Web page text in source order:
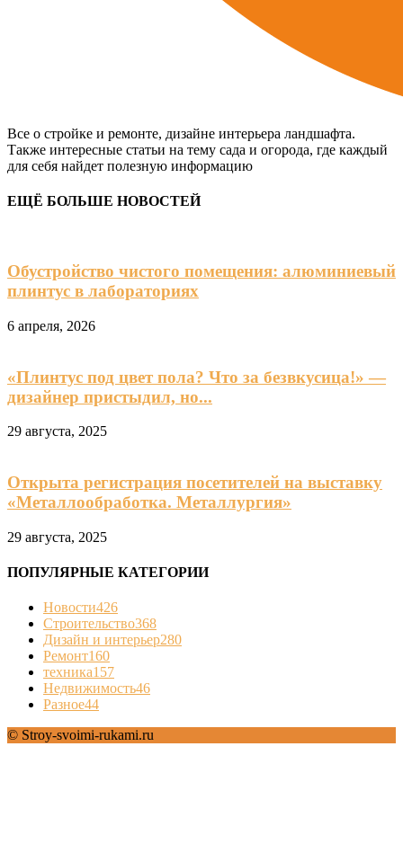
Все о стройке и ремонте, дизайне интерьера ландшафта.
Также интересные статьи на тему сада и огорода, где каждый
для себя найдет полезную информацию
ЕЩЁ БОЛЬШЕ НОВОСТЕЙ
Обустройство чистого помещения: алюминиевый
плинтус в лабораториях
6 апреля, 2026
«Плинтус под цвет пола? Что за безвкусица!» —
дизайнер пристыдил, но...
29 августа, 2025
Открыта регистрация посетителей на выставку
«Металлообработка. Металлургия»
29 августа, 2025
ПОПУЛЯРНЫЕ КАТЕГОРИИ
Новости426
Строительство368
Дизайн и интерьер280
Ремонт160
техника157
Недвижимость46
Разное44
© Stroy-svoimi-rukami.ru